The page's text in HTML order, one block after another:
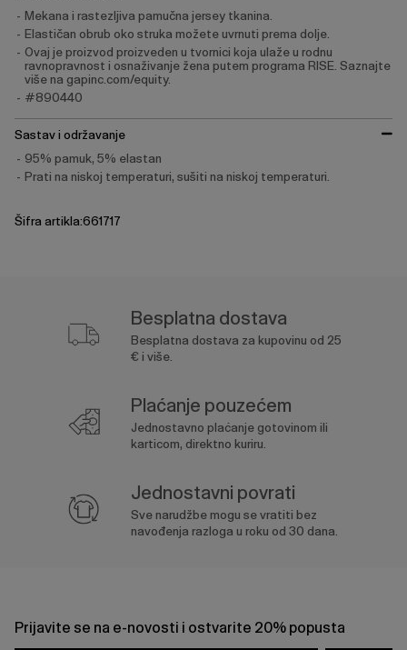
Mekana i rastezljiva pamučna jersey tkanina.
Elastičan obrub oko struka možete uvrnuti prema dolje.
Ovaj je proizvod proizveden u tvornici koja ulaže u rodnu
ravnopravnost i osnaživanje žena putem programa RISE. Saznajte
više na gapinc.com/equity.
#890440
Sastav i održavanje
95% pamuk, 5% elastan
Prati na niskoj temperaturi, sušiti na niskoj temperaturi.
Šifra artikla:661717
Besplatna dostava
Besplatna dostava za kupovinu od 25
€ i više.
Plaćanje pouzećem
Jednostavno plaćanje gotovinom ili
karticom, direktno kuriru.
Jednostavni povrati
Sve narudžbe mogu se vratiti bez
navođenja razloga u roku od 30 dana.
Prijavite se na e-novosti i ostvarite 20% popusta